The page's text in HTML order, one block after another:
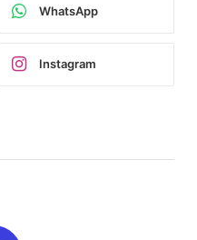
WhatsApp
Instagram